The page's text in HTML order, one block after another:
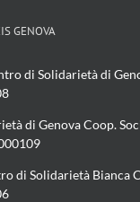
GENOVA
di Solidarietà di
di Genova Coop.
di Solidarietà Bianca